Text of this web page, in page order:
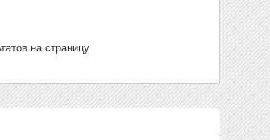
на страницу